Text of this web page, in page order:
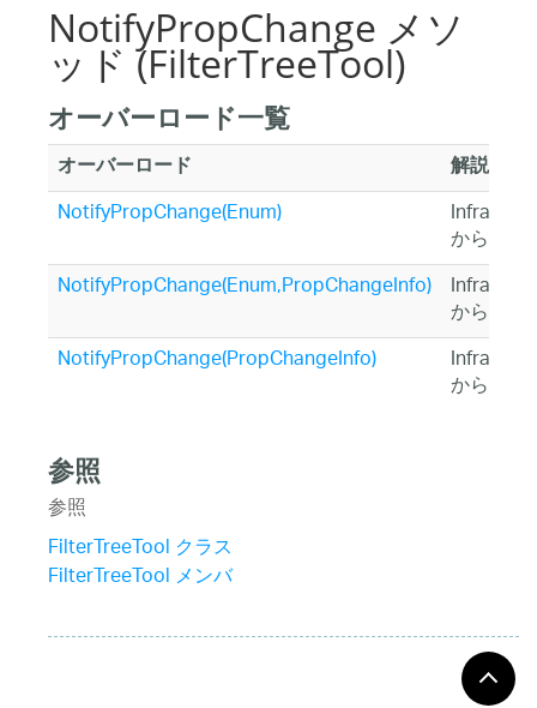
NotifyPropChange メソ
ッド (FilterTreeTool)
オーバーロード一覧
オーバーロード 解説
NotifyPropChange(Enum)
から継承
NotifyPropChange(Enum,PropChangeInfo)
から継承
NotifyPropChange(PropChangeInfo)
から継承
参照
参照
FilterTreeTool クラス
FilterTreeTool メンバ